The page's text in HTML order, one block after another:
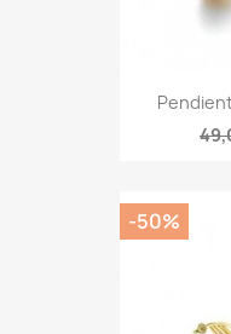
-50%